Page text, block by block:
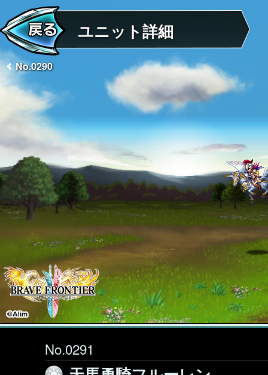
ユニット詳細
No.0290
No.0291